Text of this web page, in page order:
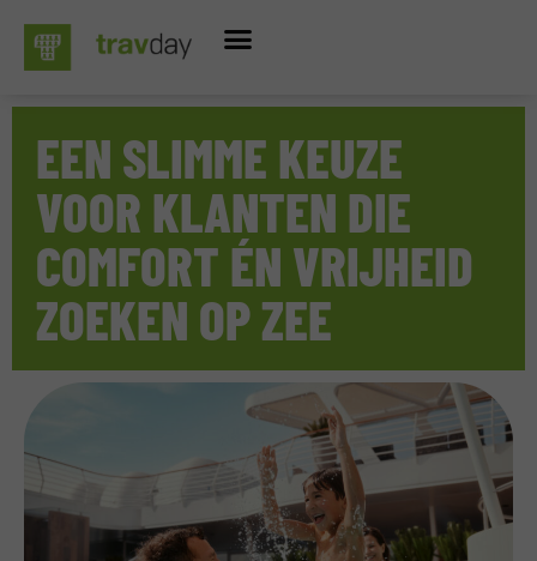
EEN SLIMME KEUZE
VOOR KLANTEN DIE
COMFORT ÉN VRIJHEID
ZOEKEN OP ZEE